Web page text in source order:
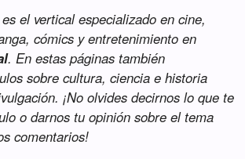
es el vertical especializado en cine,
cómics y entretenimiento en
. En estas páginas también
sobre cultura, ciencia e historia
¡No olvides decirnos lo que te
o darnos tu opinión sobre el tema
comentarios!